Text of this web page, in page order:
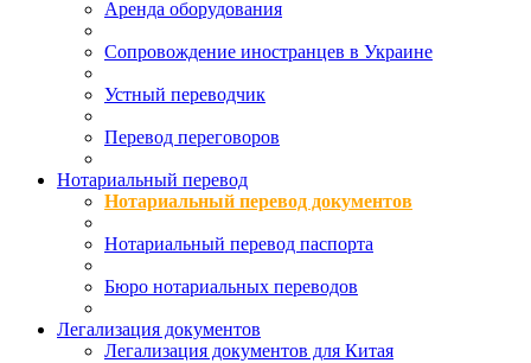
Аренда оборудования
Сопровождение иностранцев в Украине
Устный переводчик
Перевод переговоров
Нотариальный перевод
Нотариальный перевод документов
Нотариальный перевод паспорта
Бюро нотариальных переводов
Легализация документов
Легализация документов для Китая